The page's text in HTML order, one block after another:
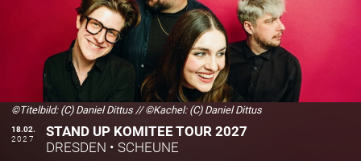
©Titelbild: (C) Daniel Dittus // ©Kachel: (C) Daniel Dittus
18.02.
2027
STAND UP KOMITEE TOUR 2027
DRESDEN •SCHEUNE